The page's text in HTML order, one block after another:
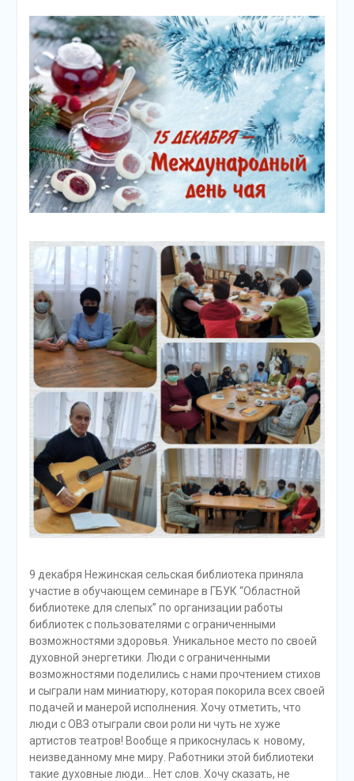
9 декабря Нежинская сельская библиотека приняла
участие в обучающем семинаре в ГБУК “Областной
библиотеке для слепых” по организации работы
библиотек с пользователями с ограниченными
возможностями здоровья. Уникальное место по своей
духовной энергетики. Люди с ограниченными
возможностями поделились с нами прочтением стихов
и сыграли нам миниатюру, которая покорила всех своей
подачей и манерой исполнения. Хочу отметить, что
люди с ОВЗ отыграли свои роли ни чуть не хуже
артистов театров! Вообще я прикоснулась к новому,
неизведанному мне миру. Работники этой библиотеки
такие духовные люди… Нет слов. Хочу сказать, не